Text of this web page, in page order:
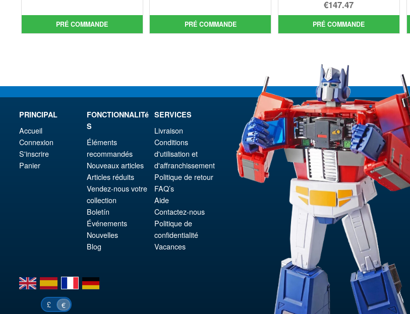
était :
€67.61.
actuel
est :
PRÉ COMMANDE
initial
était :
prix
actuel
PRÉ COMMANDE
Le
prix
initial
€147.47
Le
prix
€147.47.
PRÉ COMMANDE
PRINCIPAL
Accueil
Connexion
S'inscrire
Panier
FONCTIONNALITé
S
Éléments
recommandés
Nouveaux articles
Articles réduits
Vendez-nous votre
collection
Boletín
Événements
Nouvelles
Blog
SERVICES
Livraison
Conditions
d'utilisation et
d'affranchissement
Politique de retour
FAQ’s
Aide
Contactez-nous
Politique de
confidentialité
Vacances
en es fr de
£ €